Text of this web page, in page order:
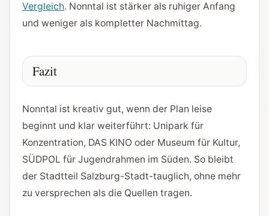
Vergleich. Nonntal ist stärker als ruhiger Anfang
und weniger als kompletter Nachmittag.
Fazit
Nonntal ist kreativ gut, wenn der Plan leise
beginnt und klar weiterführt: Unipark für
Konzentration, DAS KINO oder Museum für Kultur,
SÜDPOL für Jugendrahmen im Süden. So bleibt
der Stadtteil Salzburg-Stadt-tauglich, ohne mehr
zu versprechen als die Quellen tragen.